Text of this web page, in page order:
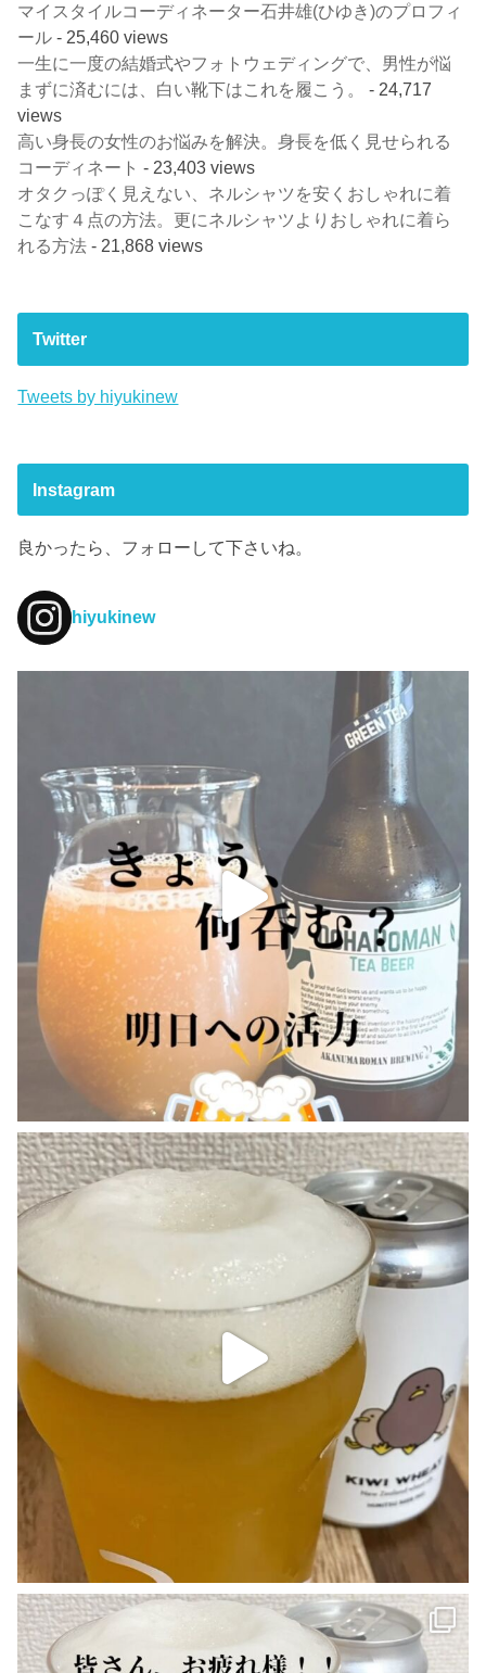
マイスタイルコーディネーター石井雄(ひゆき)のプロフィ
ール - 25,460 views
一生に一度の結婚式やフォトウェディングで、男性が悩
まずに済むには、白い靴下はこれを履こう。
- 24,717
views
高い身長の女性のお悩みを解決。身長を低く見せられる
コーディネート - 23,403 views
オタクっぽく見えない、ネルシャツを安くおしゃれに着
こなす４点の方法。更にネルシャツよりおしゃれに着ら
れる方法 - 21,868 views
Twitter
Tweets by hiyukinew
Instagram
良かったら、フォローして下さいね。
hiyukinew